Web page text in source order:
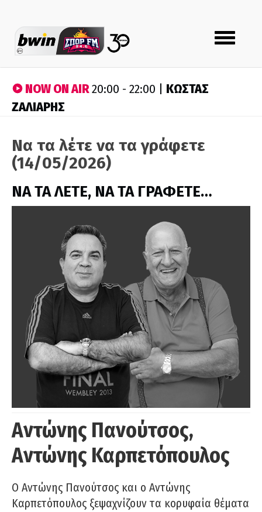
Toggle
navigation
NOW ON AIR20:00 - 22:00 | ΚΩΣΤΑΣ
ΖΑΛΙΑΡΗΣ
Να τα λέτε να τα γράφετε
(14/05/2026)
ΝΑ ΤΑ ΛΕΤΕ, ΝΑ ΤΑ ΓΡΑΦΕΤΕ…
Αντώνης Πανούτσος,
Αντώνης Καρπετόπουλος
Ο Αντώνης Πανούτσος και ο Αντώνης
Καρπετόπουλος ξεψαχνίζουν τα κορυφαία θέματα